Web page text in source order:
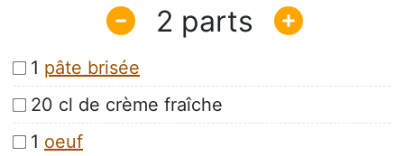
2
1 pâte brisée
20 cl de crème fraîche
1 oeuf